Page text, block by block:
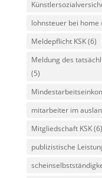
lohnsteuer bei home
Meldepflicht KSK(6)
Meldung des
(5)
mitarbeiter im
Mitgliedschaft KSK(6)
publizistische